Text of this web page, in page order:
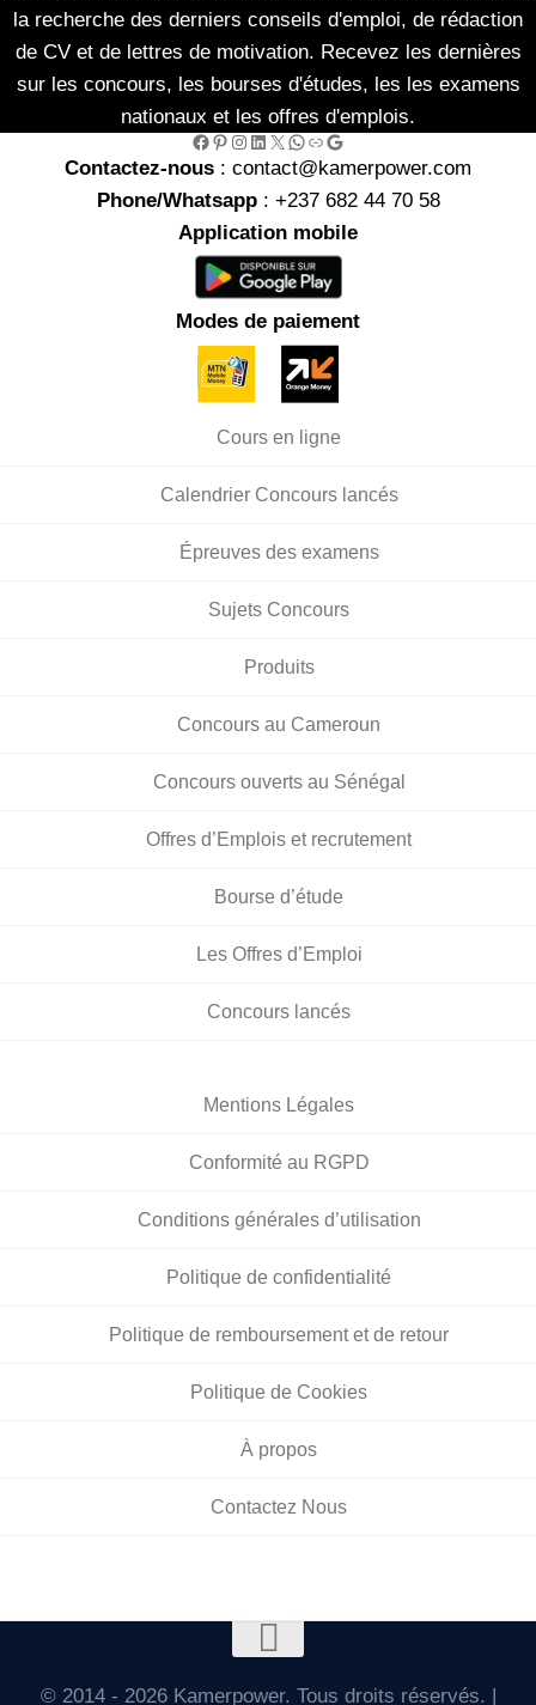
la recherche des derniers conseils d'emploi, de rédaction
de CV et de lettres de motivation. Recevez les dernières
sur les concours, les bourses d'études, les les examens
nationaux et les offres d'emplois.
Facebook Pinterest InstagramLinkedIn X WhatsApp Link Google
Contactez-nous : contact@kamerpower.com
Phone/Whatsapp: +237 682 44 70 58
Application mobile
Modes de paiement
Cours en ligne
Calendrier Concours lancés
Épreuves des examens
Sujets Concours
Produits
Concours au Cameroun
Concours ouverts au Sénégal
Offres d’Emplois et recrutement
Bourse d’étude
Les Offres d’Emploi
Concours lancés
Mentions Légales
Conformité au RGPD
Conditions générales d’utilisation
Politique de confidentialité
Politique de remboursement et de retour
Politique de Cookies
À propos
Contactez Nous
© 2014 - 2026 Kamerpower. Tous droits réservés. |